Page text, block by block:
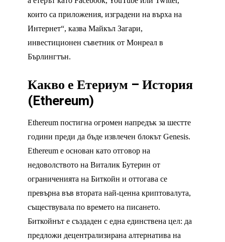
които са приложения, изградени на върха на
Интернет“, казва Майкъл Загари,
инвестиционен съветник от Монреал в
Бърлингтън.
Какво е Етериум – История
(Ethereum)
Ethereum постигна огромен напредък за шестте
години преди да бъде извлечен блокът Genesis.
Ethereum е основан като отговор на
недоволството на Виталик Бутерин от
ограниченията на Биткойн и оттогава се
превърна във втората най-ценна криптовалута,
съществувала по времето на писането.
Биткойнът е създаден с една единствена цел: да
предложи децентрализирана алтернатива на